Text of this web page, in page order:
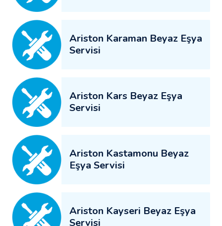
Ariston Karaman Beyaz Eşya
Servisi
Ariston Kars Beyaz Eşya
Servisi
Ariston Kastamonu Beyaz
Eşya Servisi
Ariston Kayseri Beyaz Eşya
Servisi